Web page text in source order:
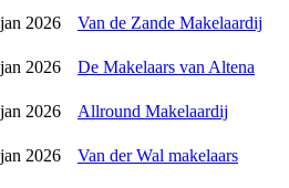
2026
Van de Zande Makelaardij
2026
De Makelaars van Altena
2026
Allround Makelaardij
2026
Van der Wal makelaars